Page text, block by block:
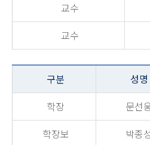
교수
교수
구분 성명
학장
문선
학장보
박종